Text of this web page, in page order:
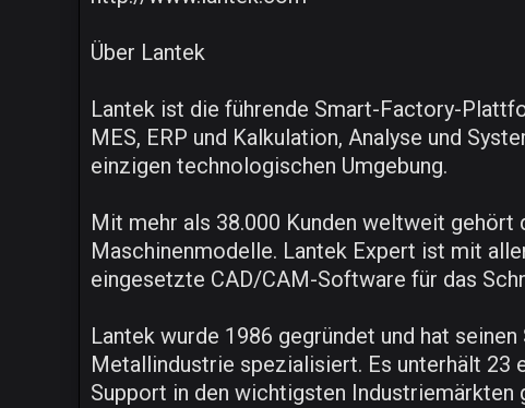
Über Lantek
Lantek ist die führende Smart-Factory-
MES, ERP und Kalkulation, Analyse und
einzigen technologischen Umgebung.
Mit mehr als 38.000 Kunden weltweit
Maschinenmodelle. Lantek Expert ist mit
eingesetzte CAD/CAM-Software für das
Lantek wurde 1986 gegründet und hat
Metallindustrie spezialisiert. Es unterhält 23
Support in den wichtigsten Industriemärkten